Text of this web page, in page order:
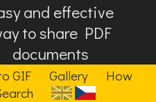
and effective
to share PDF
documents
GIF Gallery
How